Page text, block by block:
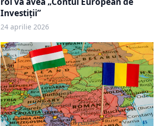
Investiții”
24 aprilie 2026